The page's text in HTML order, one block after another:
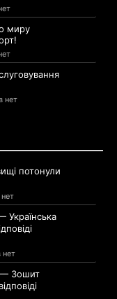
миру
нет
потонули
нет
— Зошит